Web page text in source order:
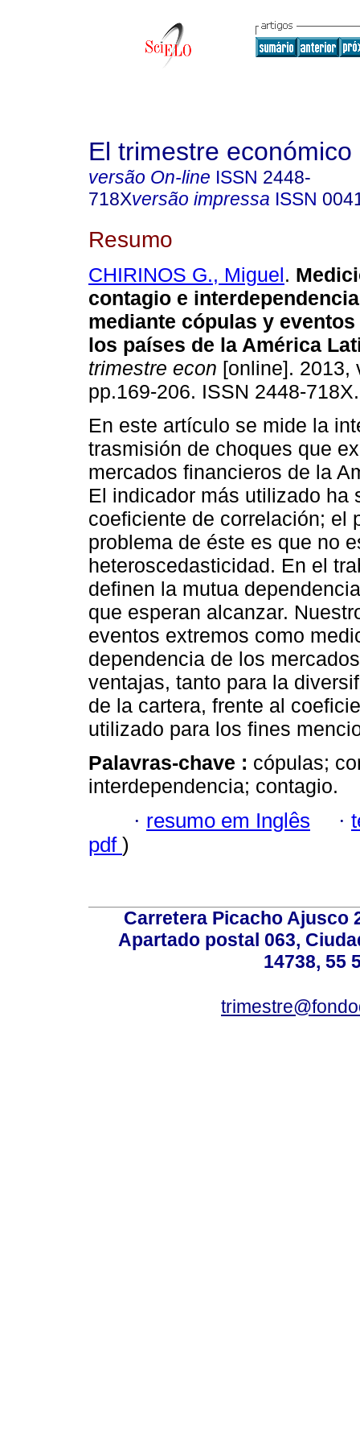
El trimestre económico
versão On-line ISSN 2448-
718Xversão impressa ISSN
Resumo
CHIRINOS G., Miguel.
contagio e
mediante cópulas y
los países de la América
trimestre econ [online]. 2013,
pp.169-206. ISSN 2448-718X.
En este artículo se mide la
trasmisión de choques que
mercados financieros de la
El indicador más utilizado ha
coeficiente de correlación; el
problema de éste es que no
heteroscedasticidad. En el
definen la mutua
que esperan alcanzar.
eventos extremos como
dependencia de los
ventajas, tanto para la
de la cartera, frente al
utilizado para los fines
Palavras-chave : cópulas;
interdependencia; contagio.
· resumo em Inglês ·
pdf )
Carretera Picacho Ajusco
Apartado postal 063,
14738, 55